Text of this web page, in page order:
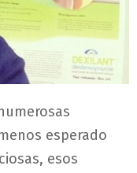
esperado
esos